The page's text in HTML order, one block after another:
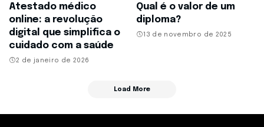
Atestado médico
online: a revolução
digital que simplifica o
cuidado com a saúde
2 de janeiro de 2026
Qual é o valor de um
diploma?
13 de novembro de 2025
Load More